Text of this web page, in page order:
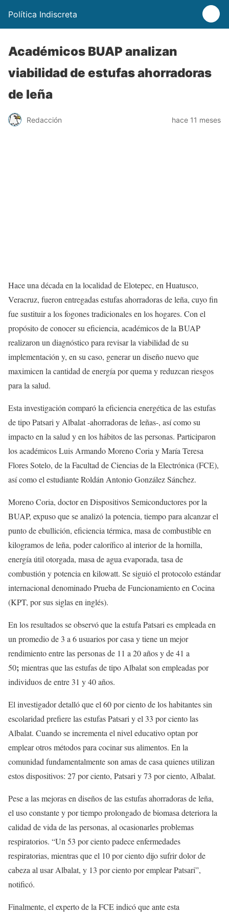
Política Indiscreta
Académicos BUAP analizan
viabilidad de estufas ahorradoras
de leña
Redacción hace 11 meses
Hace una década en la localidad de Elotepec, en Huatusco,
Veracruz, fueron entregadas estufas ahorradoras de leña, cuyo fin
fue sustituir a los fogones tradicionales en los hogares. Con el
propósito de conocer su eficiencia, académicos de la BUAP
realizaron un diagnóstico para revisar la viabilidad de su
implementación y, en su caso, generar un diseño nuevo que
maximicen la cantidad de energía por quema y reduzcan riesgos
para la salud.
Esta investigación comparó la eficiencia energética de las estufas
de tipo Patsari y Albalat -ahorradoras de leñas-, así como su
impacto en la salud y en los hábitos de las personas. Participaron
los académicos Luis Armando Moreno Coria y María Teresa
Flores Sotelo, de la Facultad de Ciencias de la Electrónica (FCE),
así como el estudiante Roldán Antonio González Sánchez.
Moreno Coria, doctor en Dispositivos Semiconductores por la
BUAP, expuso que se analizó la potencia, tiempo para alcanzar el
punto de ebullición, eficiencia térmica, masa de combustible en
kilogramos de leña, poder calorífico al interior de la hornilla,
energía útil otorgada, masa de agua evaporada, tasa de
combustión y potencia en kilowatt. Se siguió el protocolo estándar
internacional denominado Prueba de Funcionamiento en Cocina
(KPT, por sus siglas en inglés).
En los resultados se observó que la estufa Patsari es empleada en
un promedio de 3 a 6 usuarios por casa y tiene un mejor
rendimiento entre las personas de 11 a 20 años y de 41 a
50; mientras que las estufas de tipo Albalat son empleadas por
individuos de entre 31 y 40 años.
El investigador detalló que el 60 por ciento de los habitantes sin
escolaridad prefiere las estufas Patsari y el 33 por ciento las
Albalat. Cuando se incrementa el nivel educativo optan por
emplear otros métodos para cocinar sus alimentos. En la
comunidad fundamentalmente son amas de casa quienes utilizan
estos dispositivos: 27 por ciento, Patsari y 73 por ciento, Albalat.
Pese a las mejoras en diseños de las estufas ahorradoras de leña,
el uso constante y por tiempo prolongado de biomasa deteriora la
calidad de vida de las personas, al ocasionarles problemas
respiratorios. “Un 53 por ciento padece enfermedades
respiratorias, mientras que el 10 por ciento dijo sufrir dolor de
cabeza al usar Albalat, y 13 por ciento por emplear Patsari”,
notificó.
Finalmente, el experto de la FCE indicó que ante esta